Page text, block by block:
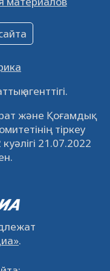
61021
22
14929 0
агенттігі.
және Қоғамдық
тіркеу
21.07.2022
.